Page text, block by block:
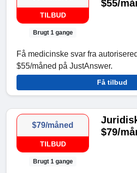
TILBUD
Brugt 1 gange
$55/
Få medicinske svar fra
$55/måned på JustAnswer.
Få tilbud
$79/måned
TILBUD
Brugt 1 gange
$79/